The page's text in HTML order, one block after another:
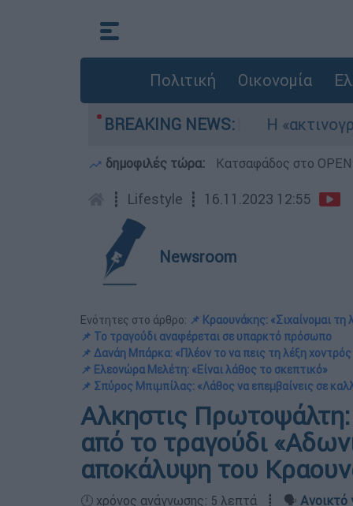
Πολιτική Οικονομία
BREAKING NEWS:
αεροσκάφη Η «ακτινογραφία» της
δημοφιλές τώρα: Κατσαφάδος στο
┋ Lifestyle ┋ 16.11.2023 12:55
Newsroom
Ενότητες στο άρθρο: 📌 Κραουνάκης: «Σιχαίνομαι
📌 Το τραγούδι αναφέρεται σε υπαρκτό πρόσωπο
📌 Δανάη Μπάρκα: «Πλέον το να πεις τη λέξη χοντρός
📌 Ελεονώρα Μελέτη: «Είναι λάθος το σκεπτικό»
📌 Σπύρος Μπιμπίλας: «Λάθος να επεμβαίνεις σε
Αλκηστις
από το τραγούδι
αποκάλυψη του
🕛 χρόνος ανάγνωσης: 5 λεπτά ┋ 🗣️ Ανοικτό